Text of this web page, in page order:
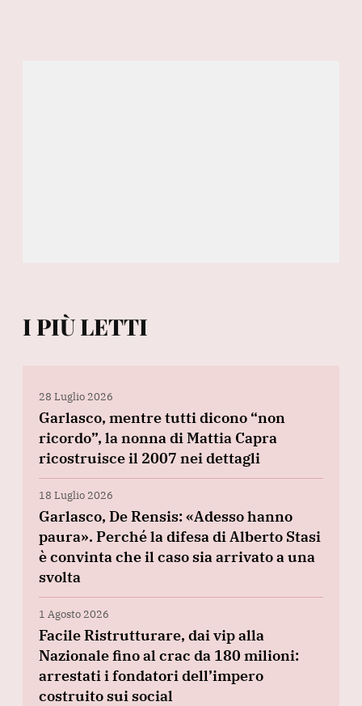
I PIÙ LETTI
28 Luglio 2026
Garlasco, mentre tutti dicono “non
ricordo”, la nonna di Mattia Capra
ricostruisce il 2007 nei dettagli
18 Luglio 2026
Garlasco, De Rensis: «Adesso hanno
paura». Perché la difesa di Alberto Stasi
è convinta che il caso sia arrivato a una
svolta
1 Agosto 2026
Facile Ristrutturare, dai vip alla
Nazionale fino al crac da 180 milioni:
arrestati i fondatori dell’impero
costruito sui social